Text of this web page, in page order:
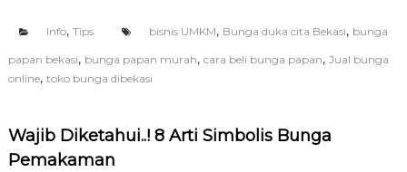
Info, Tips bisnis UMKM, Bunga duka cita Bekasi, bunga
papan bekasi, bunga papan murah, cara beli bunga papan, Jual bunga
online, toko bunga dibekasi
Wajib Diketahui..! 8 Arti Simbolis Bunga
Pemakaman